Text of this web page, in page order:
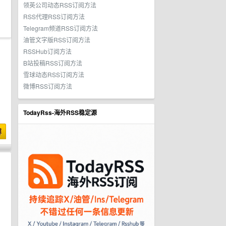
领英公司动态RSS订阅方法
RSS代理RSS订阅方法
Telegram频道RSS订阅方法
油管文字版RSS订阅方法
RSSHub订阅方法
B站投稿RSS订阅方法
雪球动态RSS订阅方法
微博RSS订阅方法
TodayRss-海外RSS稳定源